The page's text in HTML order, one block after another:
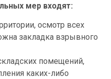
мер входят:
осмотр всех
закладка взрывного
помещений,
каких-либо